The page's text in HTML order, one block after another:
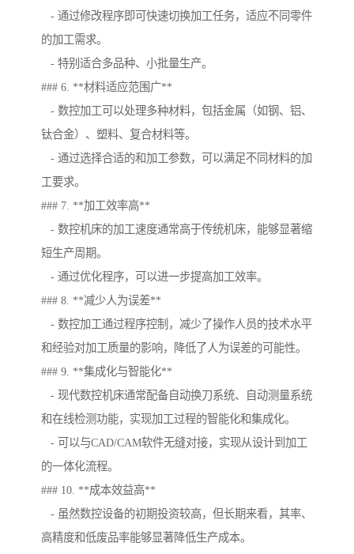
- 通过修改程序即可快速切换加工任务，适应不同零件
的加工需求。
- 特别适合多品种、小批量生产。
### 6. **材料适应范围广**
- 数控加工可以处理多种材料，包括金属（如钢、铝、
钛合金）、塑料、复合材料等。
- 通过选择合适的和加工参数，可以满足不同材料的加
工要求。
### 7. **加工效率高**
- 数控机床的加工速度通常高于传统机床，能够显著缩
短生产周期。
- 通过优化程序，可以进一步提高加工效率。
### 8. **减少人为误差**
- 数控加工通过程序控制，减少了操作人员的技术水平
和经验对加工质量的影响，降低了人为误差的可能性。
### 9. **集成化与智能化**
- 现代数控机床通常配备自动换刀系统、自动测量系统
和在线检测功能，实现加工过程的智能化和集成化。
- 可以与CAD/CAM软件无缝对接，实现从设计到加工
的一体化流程。
### 10. **成本效益高**
- 虽然数控设备的初期投资较高，但长期来看，其率、
高精度和低废品率能够显著降低生产成本。